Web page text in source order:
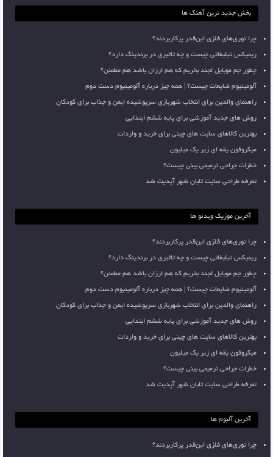
بخش جدید ترین آهنگ ها
چرا توری‌های فلزی این‌قدر پرکاربردند؟
ریمیکس تبلیغاتی چیست و چه تاثیری در برندینگ دارد؟
چطور جم موبایل لجند بخریم که هم ارزان باشد هم مطمئن؟
آلومینیوم ضایعات چیست؟ | همه چیز درباره آلومینیوم دست دوم
راهنمای والدین برای انتخاب شهربازی سرپوشیده ایمن و جذاب برای کودکان
روش های جدید آموزشی برای پایه ششم ابتدایی
بهترین کالاهای سایت های چینی برای خرید و واردات
میکروفون یقه ای زیر یک میلیون
خطرات جراحی ترمیمی بینی چیست؟
تعرفه طراحی سایت تابان شهر آپدیت شد
آخرین موزیک ویدئو ها
چرا توری‌های فلزی این‌قدر پرکاربردند؟
ریمیکس تبلیغاتی چیست و چه تاثیری در برندینگ دارد؟
چطور جم موبایل لجند بخریم که هم ارزان باشد هم مطمئن؟
آلومینیوم ضایعات چیست؟ | همه چیز درباره آلومینیوم دست دوم
راهنمای والدین برای انتخاب شهربازی سرپوشیده ایمن و جذاب برای کودکان
روش های جدید آموزشی برای پایه ششم ابتدایی
بهترین کالاهای سایت های چینی برای خرید و واردات
میکروفون یقه ای زیر یک میلیون
خطرات جراحی ترمیمی بینی چیست؟
تعرفه طراحی سایت تابان شهر آپدیت شد
آخرین آلبوم ها
چرا توری‌های فلزی این‌قدر پرکاربردند؟